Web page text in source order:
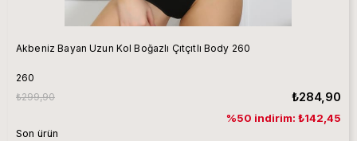
Akbeniz Bayan Uzun Kol Boğazlı Çıtçıtlı Body 260
260
₺284,90
₺299,90
%50 indirim: ₺142,45
Son ürün